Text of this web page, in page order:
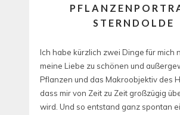
STERNDOLDE
Ich habe kürzlich zwei Dinge für mich
meine Liebe zu schönen und
Pflanzen und das Makroobjektiv des
dass mir von Zeit zu Zeit großzügig
wird. Und so entstand ganz spontan